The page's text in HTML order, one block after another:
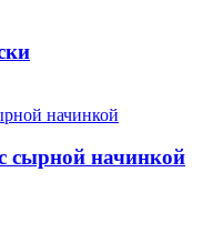
сырной начинкой